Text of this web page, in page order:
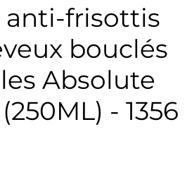
anti-frisottis
bouclés
Absolute
- 1356